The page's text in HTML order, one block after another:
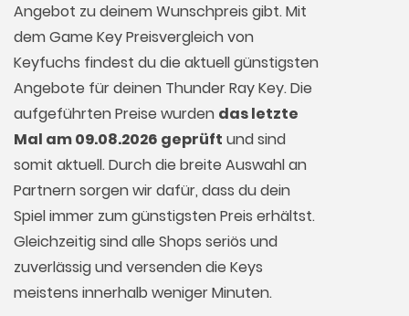
Angebot zu deinem Wunschpreis gibt. Mit
dem Game Key Preisvergleich von
Keyfuchs findest du die aktuell günstigsten
Angebote für deinen Thunder Ray Key. Die
aufgeführten Preise wurden das letzte
Mal am 09.08.2026 geprüft und sind
somit aktuell. Durch die breite Auswahl an
Partnern sorgen wir dafür, dass du dein
Spiel immer zum günstigsten Preis erhältst.
Gleichzeitig sind alle Shops seriös und
zuverlässig und versenden die Keys
meistens innerhalb weniger Minuten.